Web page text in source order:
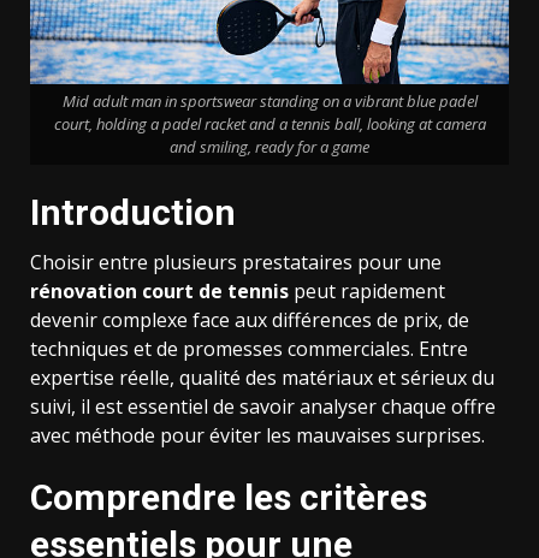
Mid adult man in sportswear standing on a vibrant blue padel
court, holding a padel racket and a tennis ball, looking at camera
and smiling, ready for a game
Introduction
Choisir entre plusieurs prestataires pour une
rénovation court de tennis peut rapidement
devenir complexe face aux différences de prix, de
techniques et de promesses commerciales. Entre
expertise réelle, qualité des matériaux et sérieux du
suivi, il est essentiel de savoir analyser chaque offre
avec méthode pour éviter les mauvaises surprises.
Comprendre les critères
essentiels pour une